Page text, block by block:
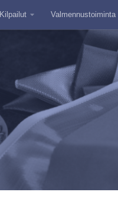
Kilpailut Valmennustoiminta